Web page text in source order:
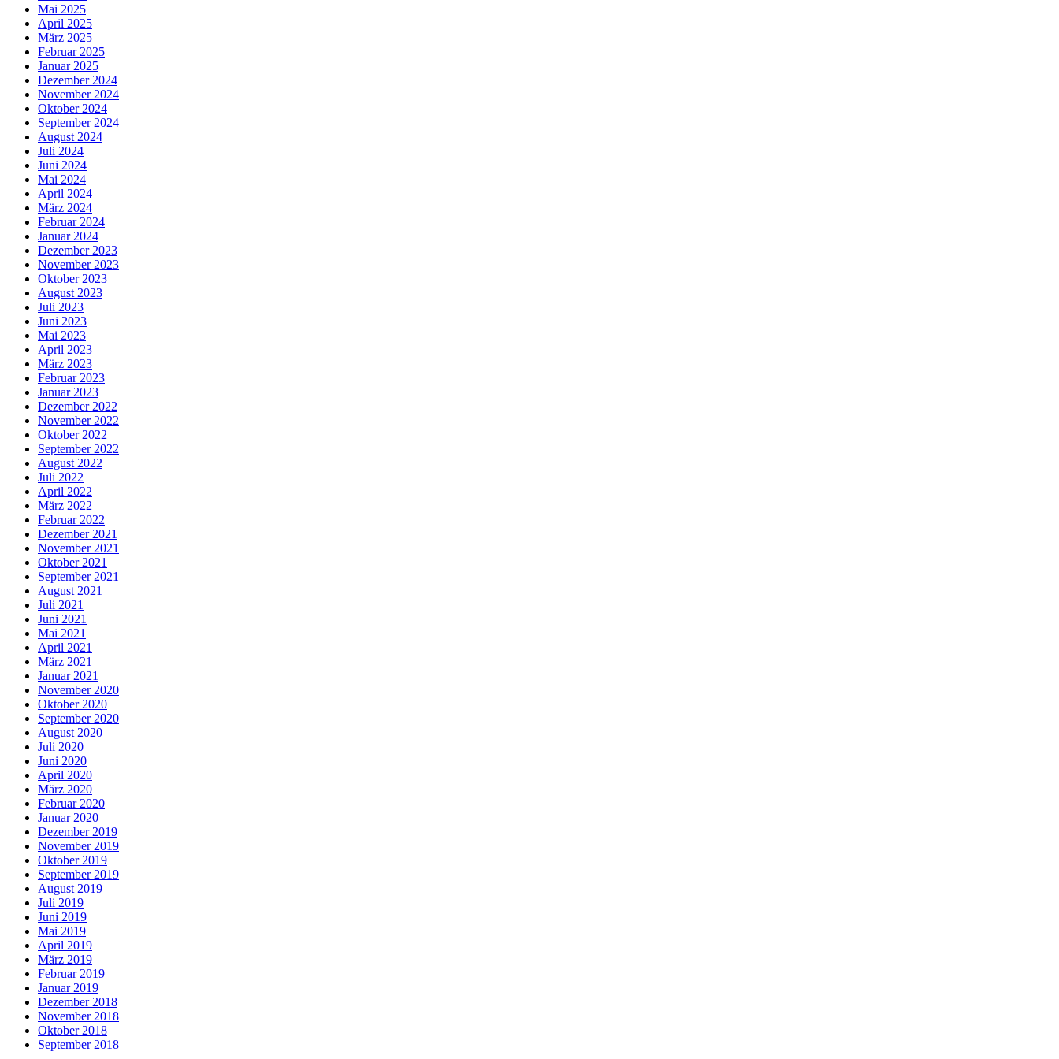
Mai 2025
April 2025
März 2025
Februar 2025
Januar 2025
Dezember 2024
November 2024
Oktober 2024
September 2024
August 2024
Juli 2024
Juni 2024
Mai 2024
April 2024
März 2024
Februar 2024
Januar 2024
Dezember 2023
November 2023
Oktober 2023
August 2023
Juli 2023
Juni 2023
Mai 2023
April 2023
März 2023
Februar 2023
Januar 2023
Dezember 2022
November 2022
Oktober 2022
September 2022
August 2022
Juli 2022
April 2022
März 2022
Februar 2022
Dezember 2021
November 2021
Oktober 2021
September 2021
August 2021
Juli 2021
Juni 2021
Mai 2021
April 2021
März 2021
Januar 2021
November 2020
Oktober 2020
September 2020
August 2020
Juli 2020
Juni 2020
April 2020
März 2020
Februar 2020
Januar 2020
Dezember 2019
November 2019
Oktober 2019
September 2019
August 2019
Juli 2019
Juni 2019
Mai 2019
April 2019
März 2019
Februar 2019
Januar 2019
Dezember 2018
November 2018
Oktober 2018
September 2018